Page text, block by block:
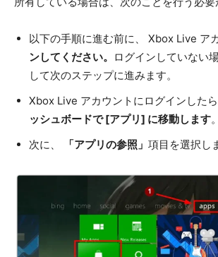
以下の手順に進む前に、 Xbox Live ア
ンしてください。
ログインしていない
して次のステップに進みます。
Xbox Live アカウントにログインしたら
ッシュボードで [アプリ] に移動します。
次に、
「アプリの参照」 項目を選択し